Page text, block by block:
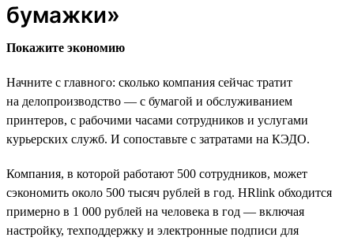
бумажки»
Покажите экономию
Начните с главного: сколько компания сейчас тратит
на делопроизводство — с бумагой и обслуживанием
принтеров, с рабочими часами сотрудников и услугами
курьерских служб. И сопоставьте с затратами на КЭДО.
Компания, в которой работают 500 сотрудников, может
сэкономить около 500 тысяч рублей в год. HRlink обходится
примерно в 1 000 рублей на человека в год — включая
настройку, техподдержку и электронные подписи для